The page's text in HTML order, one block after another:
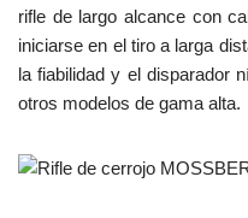
rifle de largo alcance con
iniciarse en el tiro a larga
la fiabilidad y el disparador
otros modelos de gama alta.